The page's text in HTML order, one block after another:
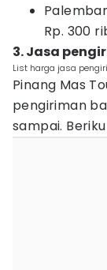
Rp. 300
3. Jasa
List harga jasa
Pinang Mas
pengiriman
sampai.